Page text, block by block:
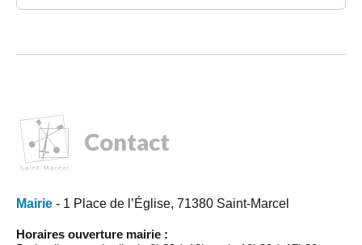
Contact
Mairie - 1 Place de l’Église, 71380 Saint-Marcel
Horaires ouverture mairie :